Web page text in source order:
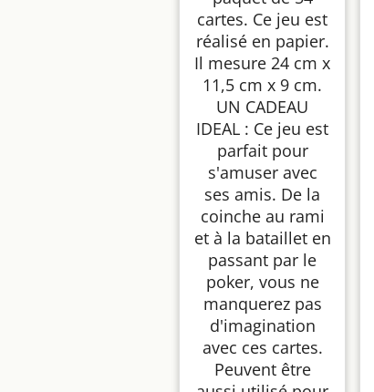
cartes. Ce jeu est
réalisé en papier.
Il mesure 24 cm x
11,5 cm x 9 cm.
UN CADEAU
IDEAL : Ce jeu est
parfait pour
s'amuser avec
ses amis. De la
coinche au rami
et à la bataillet en
passant par le
poker, vous ne
manquerez pas
d'imagination
avec ces cartes.
Peuvent être